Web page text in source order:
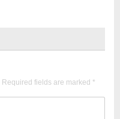
Required fields are marked *